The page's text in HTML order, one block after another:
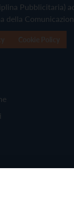
Pubblicitaria)
della